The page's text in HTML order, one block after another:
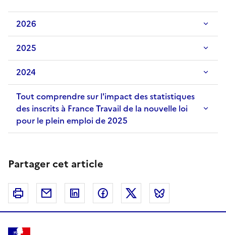
2026
2025
2024
Tout comprendre sur l'impact des statistiques
des inscrits à France Travail de la nouvelle loi
pour le plein emploi de 2025
Partager cet article
Imprimer Courriel Linkedin FacebookTwitter